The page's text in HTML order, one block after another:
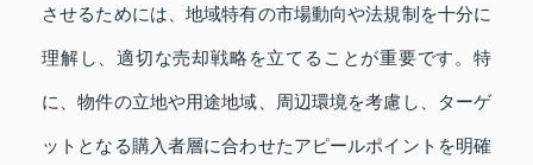
させるためには、地域特有の市場動向や法規制を十分に
理解し、適切な売却戦略を立てることが重要です。特
に、物件の立地や用途地域、周辺環境を考慮し、ターゲ
ットとなる購入者層に合わせたアピールポイントを明確